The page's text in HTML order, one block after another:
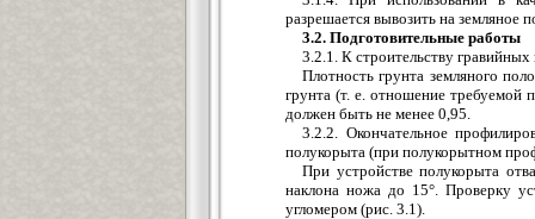
разрешается вывозить на земляное
3.2. Подготовительные работы
3.2.1. К строительству
Плотность грунта земляного
грунта (т. е. отношение требуемой
должен быть не менее 0,95.
3.2.2. Окончательное
полукорыта (при полукорытном
При устройстве полукорыта
наклона ножа до 15°. Проверку
угломером (рис. 3.1).